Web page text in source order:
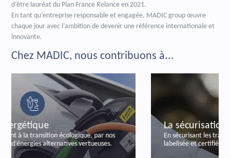
d’être lauréat du Plan France Relance en 2021.
En tant qu’entreprise responsable et engagée, MADIC group œuvre
chaque jour avec l’ambition de devenir une référence internationale et
innovante.
Chez MADIC, nous contribuons à...
La sécurisation bancaire
En sécurisant les transactions bancaires, par notre offre
labelisée et certifiée de paiements autonomes.